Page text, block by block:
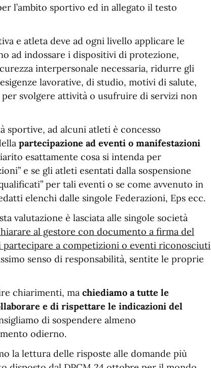
l’ambito sportivo ed in allegato il testo
e atleta deve ad ogni livello applicare le
ad indossare i dispositivi di protezione,
interpersonale necessaria, ridurre gli
lavorative, di studio, motivi di salute,
svolgere attività o usufruire di servizi non
sportive, ad alcuni atleti è concesso
partecipazione ad eventi o manifestazioni
esattamente cosa si intenda per
e se gli atleti esentati dalla sospensione
per tali eventi o se come avvenuto in
elenchi dalle singole Federazioni, Eps ecc.
valutazione è lasciata alle singole società
al gestore con documento a firma del
partecipare a competizioni o eventi riconosciuti
senso di responsabilità, sentite le proprie
chiarimenti, ma chiediamo a tutte le
e di rispettare le indicazioni del
di sospendere almeno
odierno.
la lettura delle risposte alle domande più